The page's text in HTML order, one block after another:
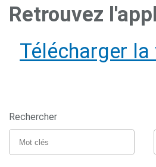
Retrouvez
Télécharger
Rechercher